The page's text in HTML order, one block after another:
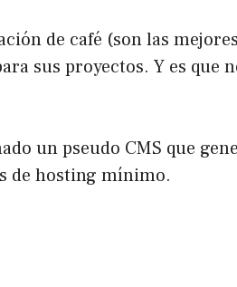
de café (son las
sus proyectos. Y es que
un pseudo CMS que
de hosting mínimo.